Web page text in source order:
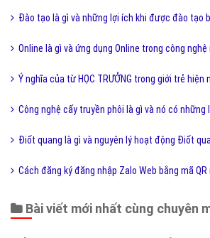
Đào tạo là gì và những lợi ích khi được đào tạo
Online là gì và ứng dụng Online trong công nghệ
Ý nghĩa của từ HỌC TRƯỞNG trong giới trẻ hiện
Công nghệ cấy truyền phôi là gì và nó có những
Điốt quang là gì và nguyên lý hoạt động Điốt
Cách đăng ký đăng nhập Zalo Web bằng mã
Bài viết mới nhất cùng chuyên